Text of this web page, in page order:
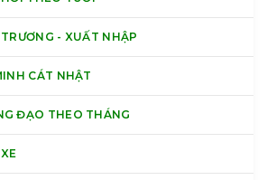
- XUẤT NHẬP
CÁT NHẬT
ĐẠO THEO THÁNG